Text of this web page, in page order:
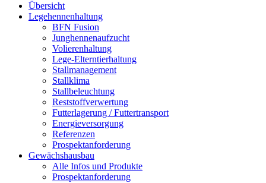
Übersicht
Legehennenhaltung
BFN Fusion
Junghennenaufzucht
Volierenhaltung
Lege-Elterntierhaltung
Stallmanagement
Stallklima
Stallbeleuchtung
Reststoffverwertung
Futterlagerung / Futtertransport
Energieversorgung
Referenzen
Prospektanforderung
Gewächshausbau
Alle Infos und Produkte
Prospektanforderung